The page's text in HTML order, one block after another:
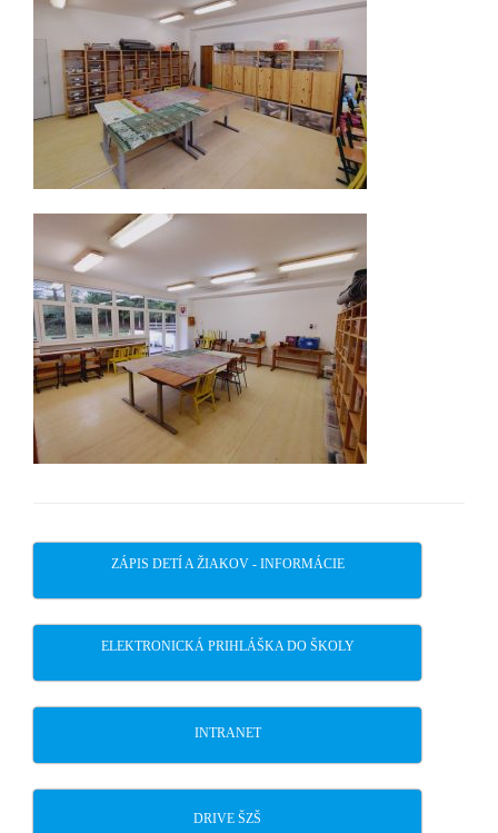
ZÁPIS DETÍ A ŽIAKOV - INFORMÁCIE
ELEKTRONICKÁ PRIHLÁŠKA DO ŠKOLY
INTRANET
DRIVE ŠZŠ